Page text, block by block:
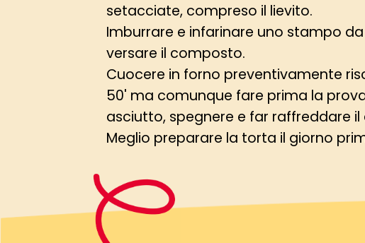
setacciate, compreso il lievito.
Imburrare e infarinare uno stampo
versare il composto.
Cuocere in forno preventivamente
50' ma comunque fare prima la
asciutto, spegnere e far raffreddare il
Meglio preparare la torta il giorno